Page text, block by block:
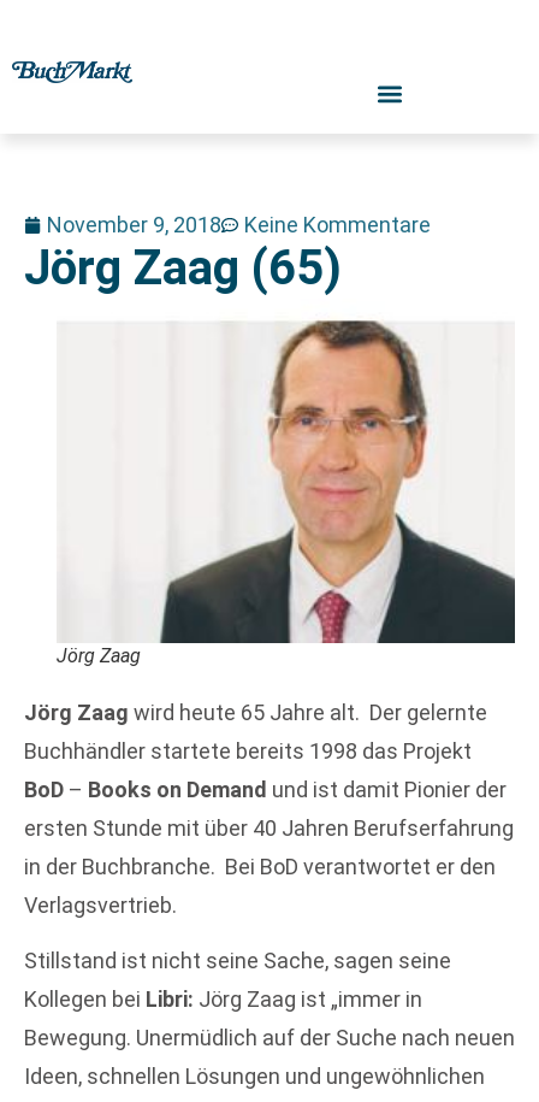
November 9, 2018 Keine Kommentare
Jörg Zaag (65)
Jörg Zaag
Jörg Zaag wird heute 65 Jahre alt. Der gelernte
Buchhändler startete bereits 1998 das Projekt
BoD – Books on Demand und ist damit Pionier der
ersten Stunde mit über 40 Jahren Berufserfahrung
in der Buchbranche. Bei BoD verantwortet er den
Verlagsvertrieb.
Stillstand ist nicht seine Sache, sagen seine
Kollegen bei Libri: Jörg Zaag ist „immer in
Bewegung. Unermüdlich auf der Suche nach neuen
Ideen, schnellen Lösungen und ungewöhnlichen